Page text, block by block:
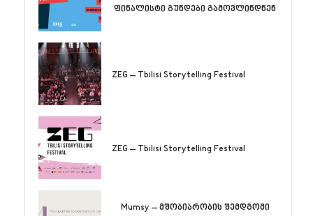
ფინალისტი გუნდები გამოვლინდნენ
ZEG – Tbilisi Storytelling Festival
ZEG – Tbilisi Storytelling Festival
Mumsy – მშობიარობის შემდგომი